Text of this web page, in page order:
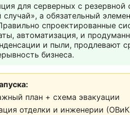
для серверных с
случай», а обязательный
спроектированные
автоматизация, и
и пыли, продлевают
бизнеса.
план + схема эвакуации
отделки и инженерии